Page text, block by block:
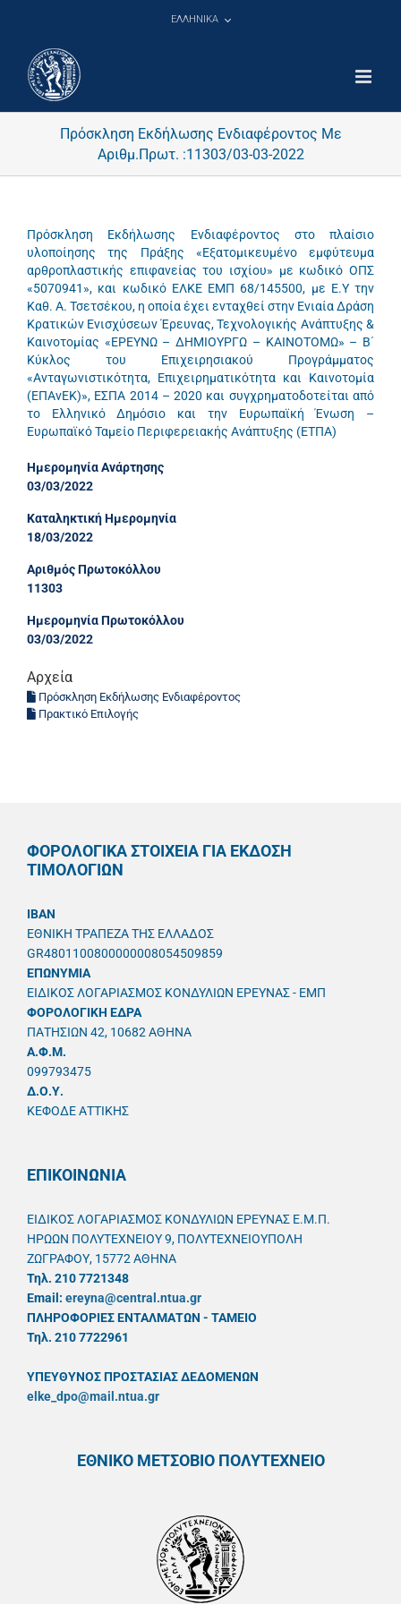
ΕΛΛΗΝΙΚΑ
Πρόσκληση Εκδήλωσης Ενδιαφέροντος Με
Αριθμ.Πρωτ. :11303/03-03-2022
Πρόσκληση Εκδήλωσης Ενδιαφέροντος στο πλαίσιο
υλοποίησης της Πράξης «Εξατομικευμένο εμφύτευμα
αρθροπλαστικής επιφανείας του ισχίου» με κωδικό ΟΠΣ
«5070941», και κωδικό ΕΛΚΕ ΕΜΠ 68/145500, με Ε.Υ την
Καθ. Α. Τσετσέκου, η οποία έχει ενταχθεί στην Ενιαία Δράση
Κρατικών Ενισχύσεων Έρευνας, Τεχνολογικής Ανάπτυξης &
Καινοτομίας «ΕΡΕΥΝΩ – ΔΗΜΙΟΥΡΓΩ – ΚΑΙΝΟΤΟΜΩ» – Β΄
Κύκλος του Επιχειρησιακού Προγράμματος
«Ανταγωνιστικότητα, Επιχειρηματικότητα και Καινοτομία
(ΕΠΑνΕΚ)», ΕΣΠΑ 2014 – 2020 και συγχρηματοδοτείται από
το Ελληνικό Δημόσιο και την Ευρωπαϊκή Ένωση –
Ευρωπαϊκό Ταμείο Περιφερειακής Ανάπτυξης (ΕΤΠΑ)
Ημερομηνία Ανάρτησης
03/03/2022
Καταληκτική Ημερομηνία
18/03/2022
Αριθμός Πρωτοκόλλου
11303
Ημερομηνία Πρωτοκόλλου
03/03/2022
Αρχεία
Πρόσκληση Εκδήλωσης Ενδιαφέροντος
Πρακτικό Επιλογής
ΦΟΡΟΛΟΓΙΚΑ ΣΤΟΙΧΕΙΑ ΓΙΑ ΕΚΔΟΣΗ
ΤΙΜΟΛΟΓΙΩΝ
IBAN
ΕΘΝΙΚΗ ΤΡΑΠΕΖΑ ΤΗΣ ΕΛΛΑΔΟΣ
GR4801100800000008054509859
ΕΠΩΝΥΜΙΑ
ΕΙΔΙΚΟΣ ΛΟΓΑΡΙΑΣΜΟΣ ΚΟΝΔΥΛΙΩΝ ΕΡΕΥΝΑΣ - ΕΜΠ
ΦΟΡΟΛΟΓΙΚΗ ΕΔΡΑ
ΠΑΤΗΣΙΩΝ 42, 10682 ΑΘΗΝΑ
A.Φ.Μ.
099793475
Δ.Ο.Υ.
ΚΕΦΟΔΕ ΑΤΤΙΚΗΣ
ΕΠΙΚΟΙΝΩΝΙΑ
ΕΙΔΙΚΟΣ ΛΟΓΑΡΙΑΣΜΟΣ ΚΟΝΔΥΛΙΩΝ ΕΡΕΥΝΑΣ Ε.Μ.Π.
ΗΡΩΩΝ ΠΟΛΥΤΕΧΝΕΙΟΥ 9, ΠΟΛΥΤΕΧΝΕΙΟΥΠΟΛΗ
ΖΩΓΡΑΦΟΥ, 15772 ΑΘΗΝΑ
Τηλ. 210 7721348
Email: ereyna@central.ntua.gr
ΠΛΗΡΟΦΟΡΙΕΣ ΕΝΤΑΛΜΑΤΩΝ - ΤΑΜΕΙΟ
Τηλ. 210 7722961
ΥΠΕΥΘYΝΟΣ ΠΡΟΣΤΑΣΙΑΣ ΔΕΔΟΜΕΝΩΝ
elke_dpo@mail.ntua.gr
ΕΘΝΙΚΟ ΜΕΤΣΟΒΙΟ ΠΟΛΥΤΕΧΝΕΙΟ